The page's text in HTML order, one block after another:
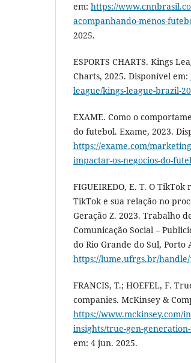
em: https://
acompanhando-menos-
2025.
ESPORTS CHARTS. Kings
Charts, 2025. Disponível em:
league/kings-league-brazil-
EXAME. Como o
do futebol. Exame, 2023.
https://exame.com/
impactar-os-negocios-do-
FIGUEIREDO, E. T. O
TikTok e sua relação no
Geração Z. 2023. Trabalho
Comunicação Social –
do Rio Grande do Sul, Porto
https://lume.ufrgs.br/handle/
FRANCIS, T.; HOEFEL, F.
companies. McKinsey &
https://www.mckinsey.com/
insights/true-gen-
em: 4 jun. 2025.